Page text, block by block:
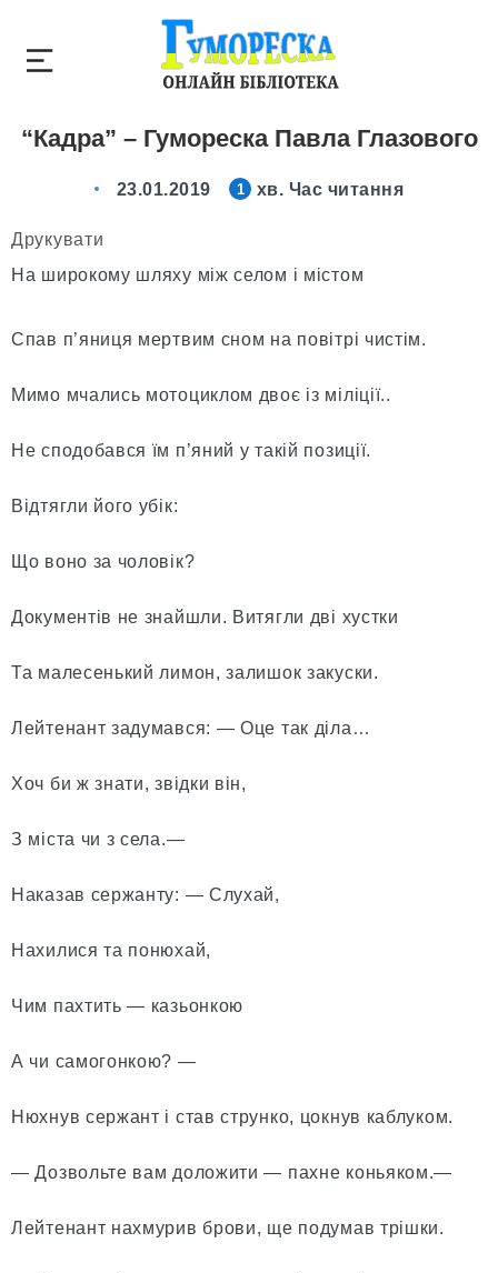
“Кадра” – Гумореска Павла Глазового
23.01.2019 1 хв. Час читання
Друкувати
На широкому шляху між селом і містом
Спав п’яниця мертвим сном на повітрі чистім.
Мимо мчались мотоциклом двоє із міліції..
Не сподобався їм п’яний у такій позиції.
Відтягли його убік:
Що воно за чоловік?
Документів не знайшли. Витягли дві хустки
Та малесенький лимон, залишок закуски.
Лейтенант задумався: — Оце так діла…
Хоч би ж знати, звідки він,
З міста чи з села.—
Наказав сержанту: — Слухай,
Нахилися та понюхай,
Чим пахтить — казьонкою
А чи самогонкою? —
Нюхнув сержант і став струнко, цокнув каблуком.
— Дозвольте вам доложити — пахне коньяком.—
Лейтенант нахмурив брови, ще подумав трішки.